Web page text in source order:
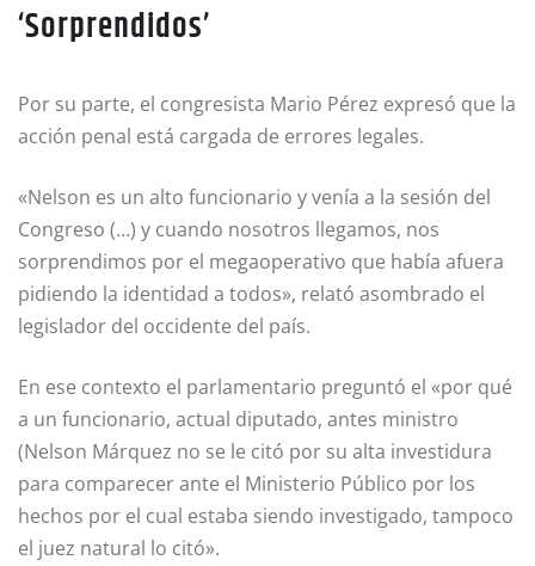
‘Sorprendidos’
Por su parte, el congresista Mario Pérez expresó que la
acción penal está cargada de errores legales.
«Nelson es un alto funcionario y venía a la sesión del
Congreso (…) y cuando nosotros llegamos, nos
sorprendimos por el megaoperativo que había afuera
pidiendo la identidad a todos», relató asombrado el
legislador del occidente del país.
En ese contexto el parlamentario preguntó el «por qué
a un funcionario, actual diputado, antes ministro
(Nelson Márquez no se le citó por su alta investidura
para comparecer ante el Ministerio Público por los
hechos por el cual estaba siendo investigado, tampoco
el juez natural lo citó».